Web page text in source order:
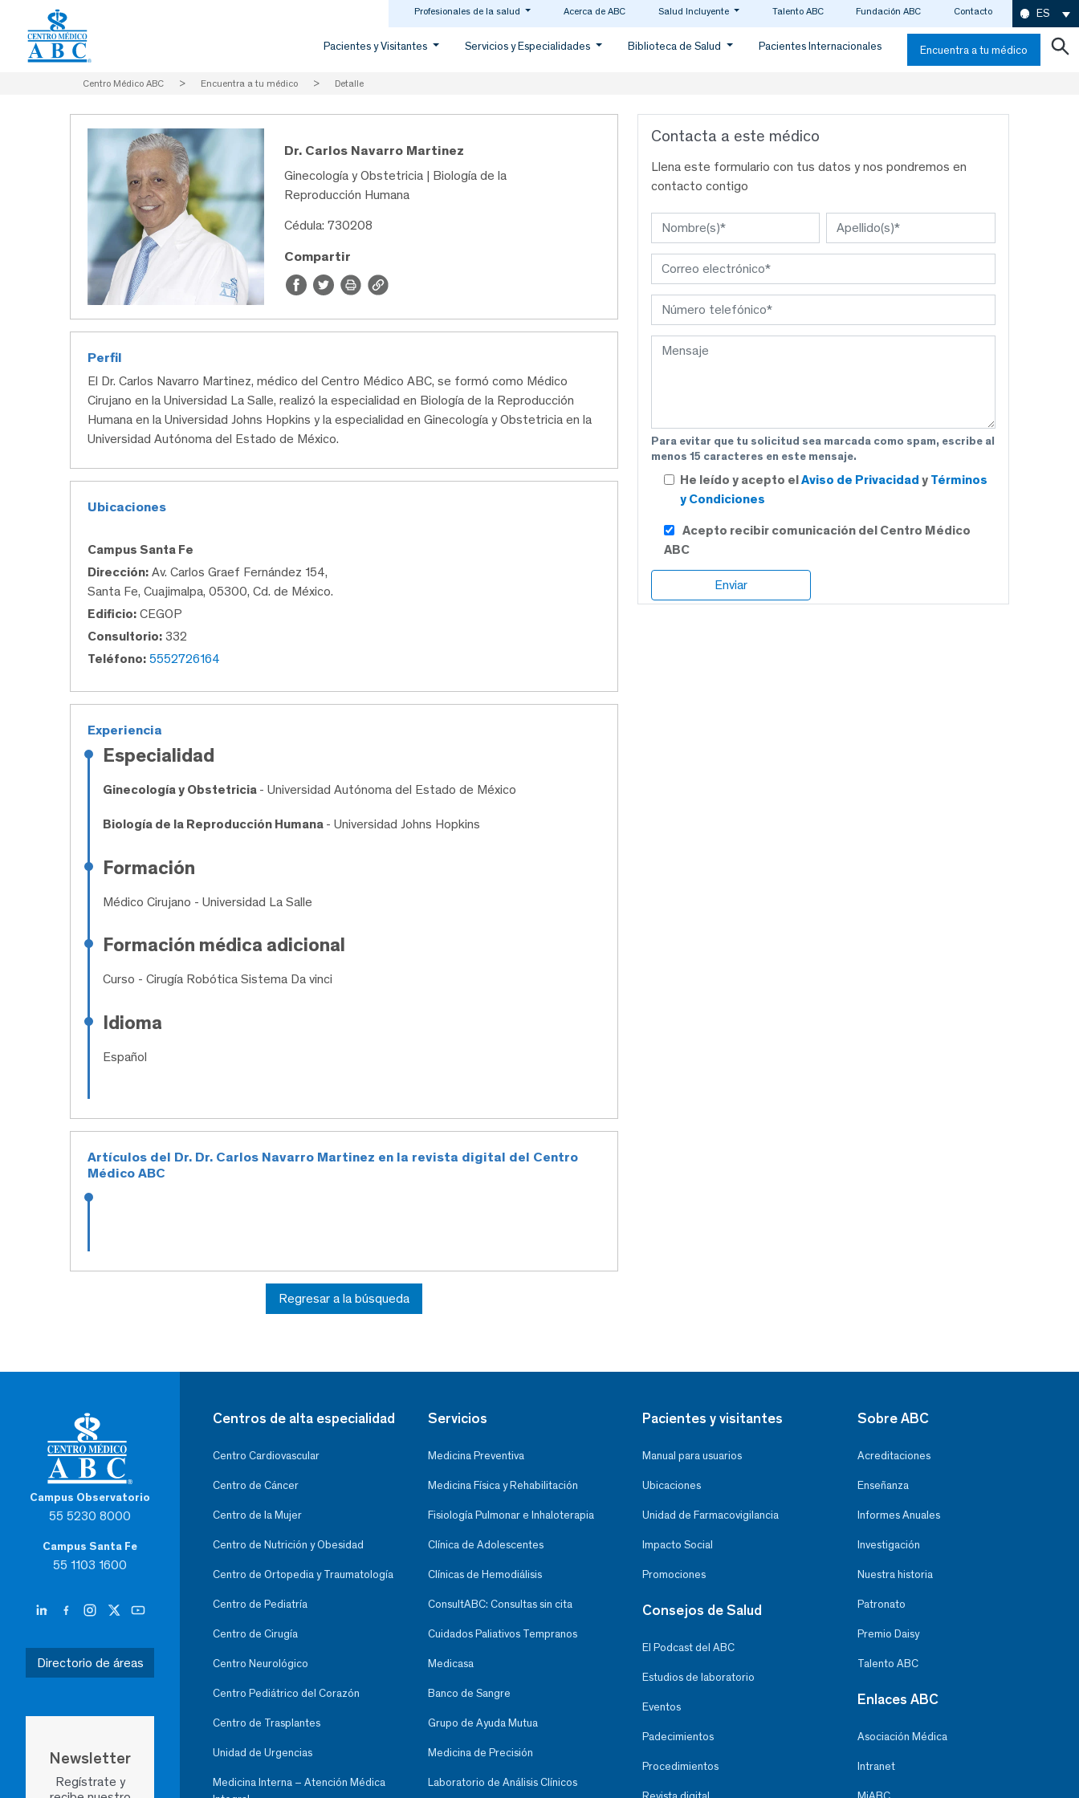
Profesionales de la salud Acerca de ABC Salud Incluyente Talento ABC Fundación ABC Contacto ES
Pacientes y Visitantes Servicios y Especialidades Biblioteca de Salud Pacientes Internacionales Encuentra a tu médico
Centro Médico ABC > Encuentra a tu médico > Detalle
Dr. Carlos Navarro Martinez
Ginecología y Obstetricia | Biología de la
Reproducción Humana
Cédula: 730208
Compartir
Perfil
El Dr. Carlos Navarro Martinez, médico del Centro Médico ABC, se formó como Médico
Cirujano en la Universidad La Salle, realizó la especialidad en Biología de la Reproducción
Humana en la Universidad Johns Hopkins y la especialidad en Ginecología y Obstetricia en la
Universidad Autónoma del Estado de México.
Ubicaciones
Campus Santa Fe
Dirección: Av. Carlos Graef Fernández 154,
Santa Fe, Cuajimalpa, 05300, Cd. de México.
Edificio: CEGOP
Consultorio: 332
Teléfono: 5552726164
Experiencia
Especialidad
Ginecología y Obstetricia - Universidad Autónoma del Estado de México
Biología de la Reproducción Humana - Universidad Johns Hopkins
Formación
Médico Cirujano - Universidad La Salle
Formación médica adicional
Curso - Cirugía Robótica Sistema Da vinci
Idioma
Español
Artículos del Dr. Dr. Carlos Navarro Martinez en la revista digital del Centro
Médico ABC
Regresar a la búsqueda
Contacta a este médico
Llena este formulario con tus datos y nos pondremos en
contacto contigo
Para evitar que tu solicitud sea marcada como spam, escribe al
menos 15 caracteres en este mensaje.
He leído y acepto elAviso de Privacidad y Términos
y Condiciones
Acepto recibir comunicación del Centro Médico
ABC
Campus Observatorio
55 5230 8000
Campus Santa Fe
55 1103 1600
Directorio de áreas
Newsletter
Regístrate y
Centros de alta especialidad
Centro Cardiovascular
Centro de Cáncer
Centro de la Mujer
Centro de Nutrición y Obesidad
Centro de Ortopedia y Traumatología
Centro de Pediatría
Centro de Cirugía
Centro Neurológico
Centro Pediátrico del Corazón
Centro de Trasplantes
Unidad de Urgencias
Medicina Interna – Atención Médica
Servicios
Medicina Preventiva
Medicina Física y Rehabilitación
Fisiología Pulmonar e Inhaloterapia
Clínica de Adolescentes
Clínicas de Hemodiálisis
ConsultABC: Consultas sin cita
Cuidados Paliativos Tempranos
Medicasa
Banco de Sangre
Grupo de Ayuda Mutua
Medicina de Precisión
Laboratorio de Análisis Clínicos
Pacientes y visitantes
Manual para usuarios
Ubicaciones
Unidad de Farmacovigilancia
Impacto Social
Promociones
Consejos de Salud
El Podcast del ABC
Estudios de laboratorio
Eventos
Padecimientos
Procedimientos
Sobre ABC
Acreditaciones
Enseñanza
Informes Anuales
Investigación
Nuestra historia
Patronato
Premio Daisy
Talento ABC
Enlaces ABC
Asociación Médica
Intranet